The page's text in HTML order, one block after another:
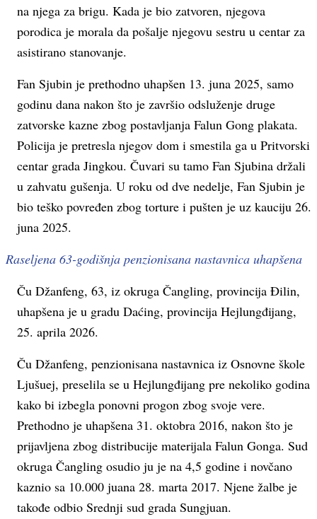
na njega za brigu. Kada je bio zatvoren, njegova
porodica je morala da pošalje njegovu sestru u centar za
asistirano stanovanje.
Fan Sjubin je prethodno uhapšen 13. juna 2025, samo
godinu dana nakon što je završio odsluženje druge
zatvorske kazne zbog postavljanja Falun Gong plakata.
Policija je pretresla njegov dom i smestila ga u Pritvorski
centar grada Jingkou. Čuvari su tamo Fan Sjubina držali
u zahvatu gušenja. U roku od dve nedelje, Fan Sjubin je
bio teško povređen zbog torture i pušten je uz kauciju 26.
juna 2025.
Raseljena 63-godišnja penzionisana nastavnica uhapšena
Ču Džanfeng, 63, iz okruga Čangling, provincija Đilin,
uhapšena je u gradu Daćing, provincija Hejlungđijang,
25. aprila 2026.
Ču Džanfeng, penzionisana nastavnica iz Osnovne škole
Ljušuej, preselila se u Hejlungđijang pre nekoliko godina
kako bi izbegla ponovni progon zbog svoje vere.
Prethodno je uhapšena 31. oktobra 2016, nakon što je
prijavljena zbog distribucije materijala Falun Gonga. Sud
okruga Čangling osudio ju je na 4,5 godine i novčano
kaznio sa 10.000 juana 28. marta 2017. Njene žalbe je
takođe odbio Srednji sud grada Sungjuan.